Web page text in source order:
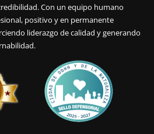
Con un equipo humano
positivo y en permanente
liderazgo de calidad y generando